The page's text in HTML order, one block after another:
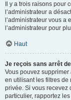
Il y a trois raisons pour
l’administrateur a
l’administrateur vous a
l’administrateur pour
Haut
Je reçois sans arrêt
Vous pouvez supprimer
en utilisant les filtres de
privée. Si vous recevez
particulier, rapportez